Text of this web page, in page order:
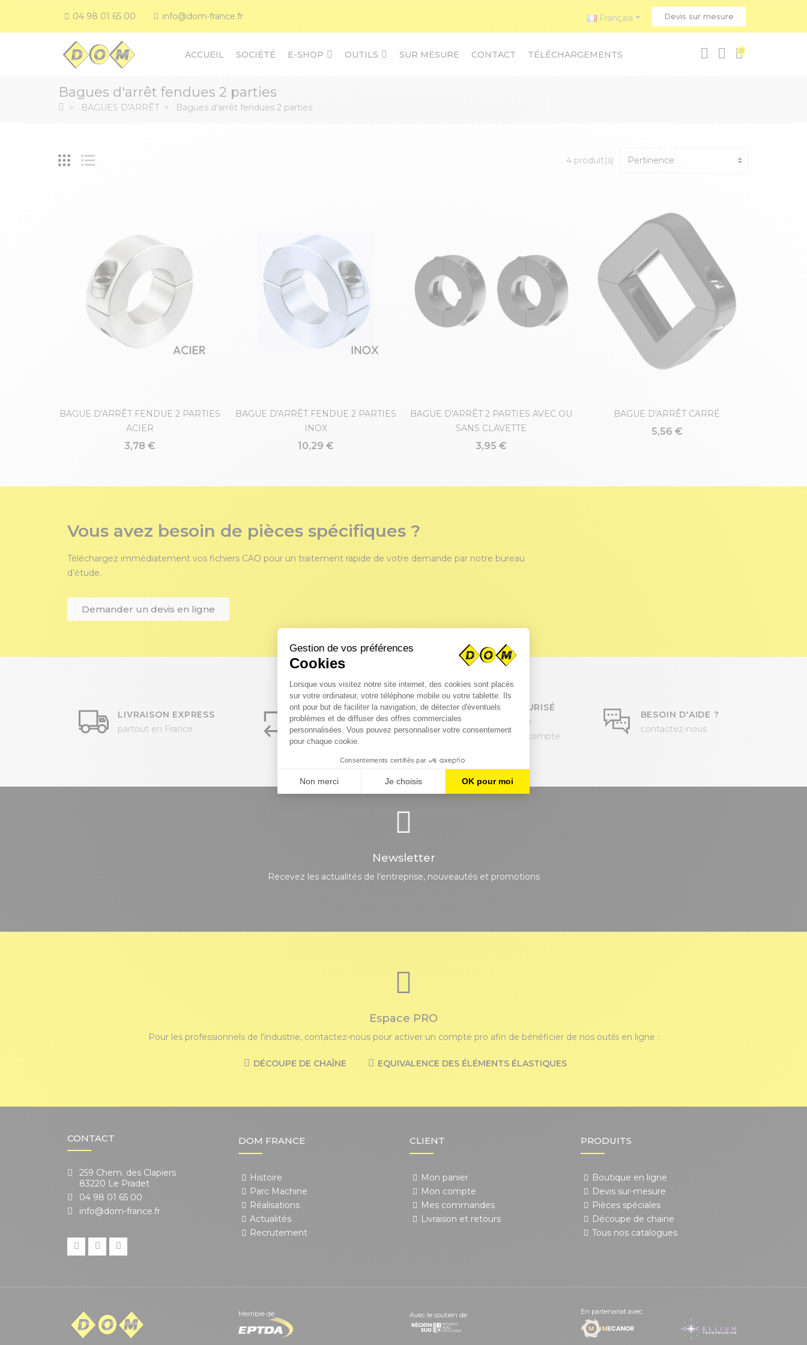
04 98 01 65 00 info@dom-france.fr Français Devis sur mesure
ACCUEIL SOCIÉTÉ E-SHOP OUTILS SUR MESURE CONTACT TÉLÉCHARGEMENTS 0
Bagues d'arrêt fendues 2 parties
BAGUES D'ARRÊT Bagues d'arrêt fendues 2 parties
4 produit(s)
BAGUE D'ARRÊT FENDUE 2 PARTIES
ACIER
3,78 €
BAGUE D'ARRÊT FENDUE 2 PARTIES
INOX
10,29 €
BAGUE D'ARRÊT 2 PARTIES AVEC OU
SANS CLAVETTE
3,95 €
BAGUE D'ARRÊT CARRÉ
5,56 €
Vous avez besoin de pièces spécifiques ?
Téléchargez immédiatement vos fichiers CAO pour un traitement rapide de votre demande par notre bureau
d’étude.
Demander un devis en ligne
LIVRAISON EXPRESS
partout en France
SERVICE CLIENT
04 98 01 65 00
Lundi au Vendredi
8h-12h / 13h30-17h
PAIEMENT SÉCURISÉ
par carte bancaire
ou paiement en compte
BESOIN D'AIDE ?
contactez-nous
Newsletter
Recevez les actualités de l’entreprise, nouveautés et promotions
Espace PRO
Pour les professionnels de l'industrie, contactez-nous pour activer un compte pro afin de bénéficier de nos outils en ligne :
DÉCOUPE DE CHAÎNE EQUIVALENCE DES ÉLÉMENTS ÉLASTIQUES
CONTACT
259 Chem. des Clapiers
83220 Le Pradet
04 98 01 65 00
info@dom-france.fr
DOM FRANCE
Histoire
Parc Machine
Réalisations
Actualités
Recrutement
CLIENT
Mon panier
Mon compte
Mes commandes
Livraison et retours
PRODUITS
Boutique en ligne
Devis sur-mesure
Pièces spéciales
Découpe de chaine
Tous nos catalogues
Membre de Avec le soutien de En partenariat avec